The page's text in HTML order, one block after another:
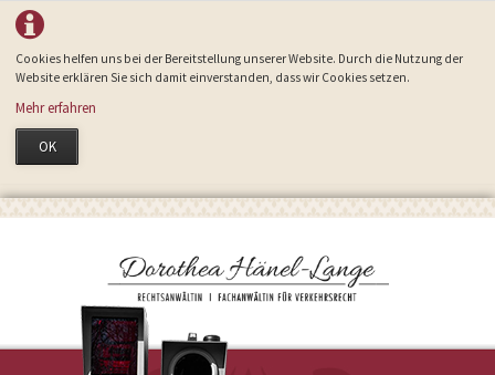
Cookies helfen uns bei der Bereitstellung unserer Website. Durch die Nutzung der
Website erklären Sie sich damit einverstanden, dass wir Cookies setzen.
Mehr erfahren
OK